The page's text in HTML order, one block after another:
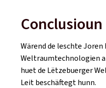
Conclusioun
Wärend de leschte
Weltraumtechnologien a
huet de Lëtzebuerger
Leit beschäftegt hunn.